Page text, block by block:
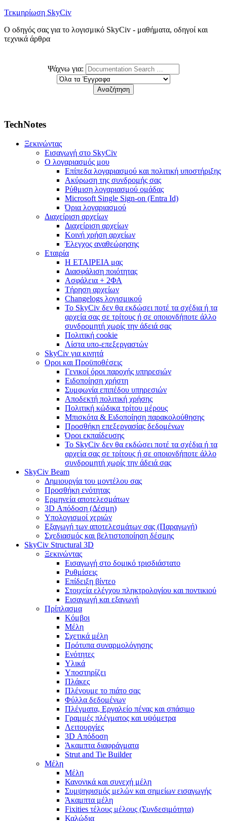
Τεκμηρίωση SkyCiv
Ο οδηγός σας για το λογισμικό SkyCiv - μαθήματα, οδηγοί και
τεχνικά άρθρα
Ψάχνω για:
TechNotes
Ξεκινώντας
Εισαγωγή στο SkyCiv
Ο λογαριασμός μου
Επίπεδα λογαριασμού και πολιτική υποστήριξης
Ακύρωση της συνδρομής σας
Ρύθμιση λογαριασμού ομάδας
Microsoft Single Sign-on (Entra Id)
Όρια λογαριασμού
Διαχείριση αρχείων
Διαχείριση αρχείων
Κοινή χρήση αρχείων
Έλεγχος αναθεώρησης
Εταιρία
Η ΕΤΑΙΡΕΙΑ μας
Διασφάλιση ποιότητας
Ασφάλεια + 2ΦΑ
Τήρηση αρχείων
Changelogs λογισμικού
Το SkyCiv δεν θα εκδώσει ποτέ τα σχέδια ή τα
αρχεία σας σε τρίτους ή σε οποιονδήποτε άλλο
συνδρομητή χωρίς την άδειά σας
Πολιτική cookie
Λίστα υπο-επεξεργαστών
SkyCiv για κινητά
Οροι και Προϋποθέσεις
Γενικοί όροι παροχής υπηρεσιών
Ειδοποίηση χρήστη
Συμφωνία επιπέδου υπηρεσιών
Αποδεκτή πολιτική χρήσης
Πολιτική κώδικα τρίτου μέρους
Μπισκότα & Ειδοποίηση παρακολούθησης
Προσθήκη επεξεργασίας δεδομένων
Όροι εκπαίδευσης
Το SkyCiv δεν θα εκδώσει ποτέ τα σχέδια ή τα
αρχεία σας σε τρίτους ή σε οποιονδήποτε άλλο
συνδρομητή χωρίς την άδειά σας
SkyCiv Beam
Δημιουργία του μοντέλου σας
Προσθήκη ενότητας
Ερμηνεία αποτελεσμάτων
3D Απόδοση (Δέσμη)
Υπολογισμοί χεριών
Εξαγωγή των αποτελεσμάτων σας (Παραγωγή)
Σχεδιασμός και βελτιστοποίηση δέσμης
SkyCiv Structural 3D
Ξεκινώντας
Εισαγωγή στο δομικό τρισδιάστατο
Ρυθμίσεις
Επίδειξη βίντεο
Στοιχεία ελέγχου πληκτρολογίου και ποντικιού
Εισαγωγή και εξαγωγή
Πρίπλασμα
Κόμβοι
Μέλη
Σχετικά μέλη
Πρότυπα συναρμολόγησης
Ενότητες
Υλικά
Υποστηρίζει
Πλάκες
Πλένουμε το πιάτο σας
Φύλλα δεδομένων
Πλέγματα, Εργαλείο πένας και σπάσιμο
Γραμμές πλέγματος και υψόμετρα
Λειτουργίες
3D Απόδοση
Άκαμπτα διαφράγματα
Strut and Tie Builder
Μέλη
Μέλη
Κανονικά και συνεχή μέλη
Συμψηφισμός μελών και σημείων εισαγωγής
Άκαμπτα μέλη
Fixities τέλους μέλους (Συνδεσιμότητα)
Καλώδια